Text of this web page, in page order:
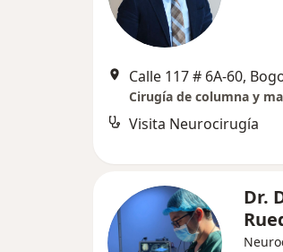
Calle 117 # 6A-60,
Cirugía de columna y
Visita Neurocirugía
Dr.